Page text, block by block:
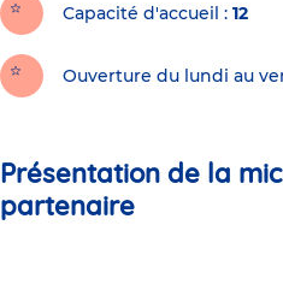
Capacité d'accueil 12
Ouverture du lundi au
Présentation de la
partenaire